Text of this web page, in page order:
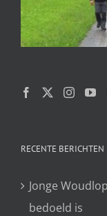
RECENTE BERICHTEN
Jonge
bedoeld is